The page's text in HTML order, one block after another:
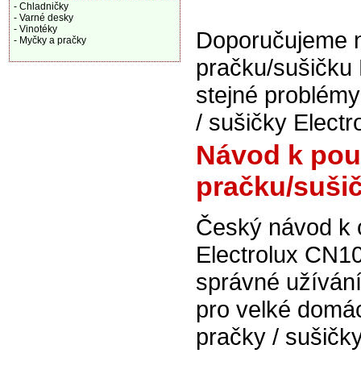
Doporučujeme
pračku/sušičku
stejné
/ sušičky
Návod k
pračku/
Český návod k
Electrolux
správné
pro velké
pračky /
- Chladničky
- Varné desky
- Vinotéky
- Myčky a pračky